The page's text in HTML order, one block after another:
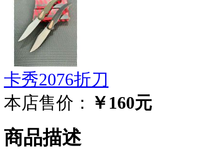
卡秀2076折刀
本店售价： ￥160元
商品描述